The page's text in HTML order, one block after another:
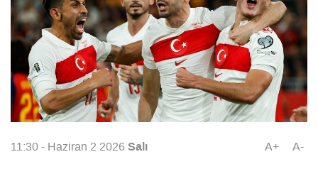
11:30 - Haziran 2 2026 Salı A+ A-